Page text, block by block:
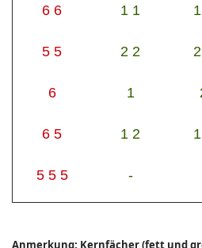
6 6 1 1
5 5 2 2
6 1
6 5 1 2
5 5 5 -
Anmerkung: Kernfächer (fett und